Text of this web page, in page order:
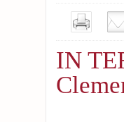
In un ballu
Ogni petra, ogni
IN